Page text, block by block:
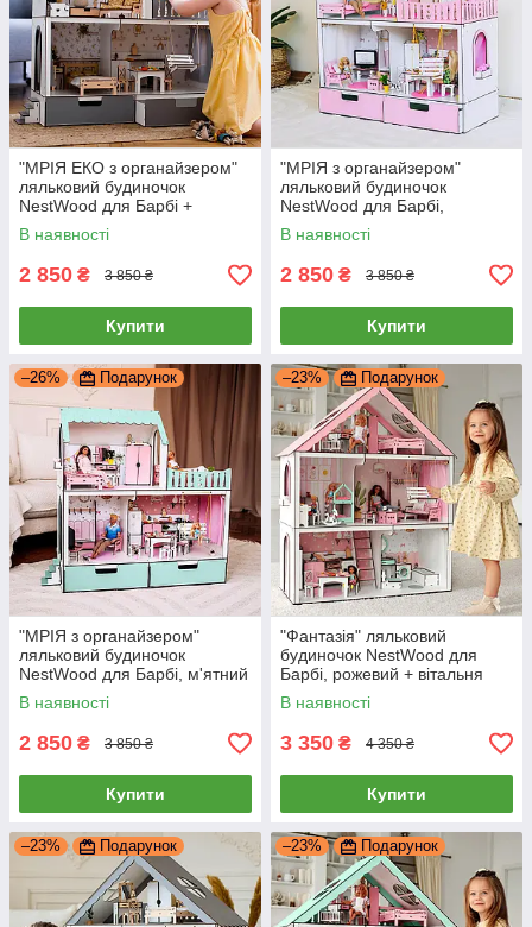
"МРІЯ ЕКО з органайзером"
ляльковий будиночок
NestWood для Барбі +
вітальня
В наявності
2 850 ₴ 3 850 ₴
Купити
"МРІЯ з органайзером"
ляльковий будиночок
NestWood для Барбі,
рожевий + вітальня
В наявності
2 850 ₴ 3 850 ₴
Купити
–26% Подарунок
"МРІЯ з органайзером"
ляльковий будиночок
NestWood для Барбі, м'ятний
+ вітальня
В наявності
2 850 ₴ 3 850 ₴
Купити
–23% Подарунок
"Фантазія" ляльковий
будиночок NestWood для
Барбі, рожевий + вітальня
В наявності
3 350 ₴ 4 350 ₴
Купити
–23% Подарунок –23% Подарунок